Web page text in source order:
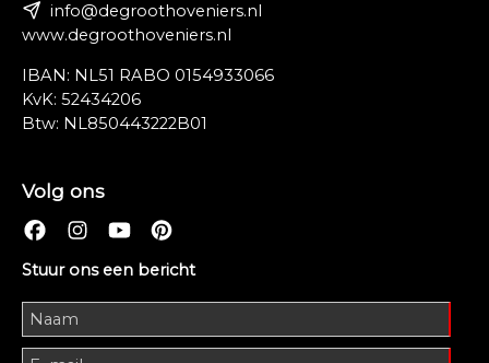
info@degroothoveniers.nl
www.degroothoveniers.nl
IBAN: NL51 RABO 0154933066
KvK: 52434206
Btw: NL850443222B01
Volg ons
Stuur ons een bericht